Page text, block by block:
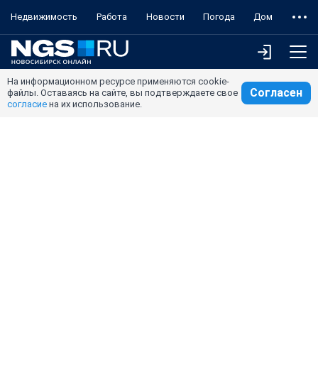
Недвижимость Работа Новости Погода Дом
На информационном ресурсе применяются cookie-
файлы. Оставаясь на сайте, вы подтверждаете свое
согласие на их использование.
Согласен